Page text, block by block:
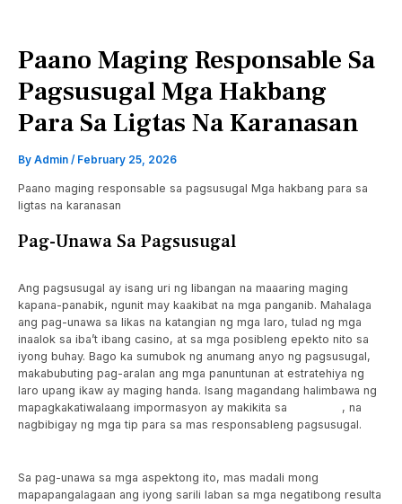
Paano Maging Responsable Sa
Pagsusugal Mga Hakbang
Para Sa Ligtas Na Karanasan
By Admin / February 25, 2026
Paano maging responsable sa pagsusugal Mga hakbang para sa
ligtas na karanasan
Pag-Unawa Sa Pagsusugal
Ang pagsusugal ay isang uri ng libangan na maaaring maging
kapana-panabik, ngunit may kaakibat na mga panganib. Mahalaga
ang pag-unawa sa likas na katangian ng mga laro, tulad ng mga
inaalok sa iba’t ibang casino, at sa mga posibleng epekto nito sa
iyong buhay. Bago ka sumubok ng anumang anyo ng pagsusugal,
makabubuting pag-aralan ang mga panuntunan at estratehiya ng
laro upang ikaw ay maging handa. Isang magandang halimbawa ng
mapagkakatiwalaang impormasyon ay makikita sa
, na
nagbibigay ng mga tip para sa mas responsableng pagsusugal.
Sa pag-unawa sa mga aspektong ito, mas madali mong
mapapangalagaan ang iyong sarili laban sa mga negatibong resulta